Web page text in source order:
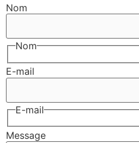
Nom
Nom
E-mail
E-mail
Message